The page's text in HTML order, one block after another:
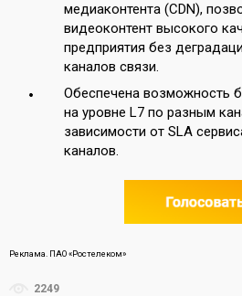
медиаконтента (CDN),
видеоконтент высокого
предприятия без
каналов связи.
Обеспечена возможность
на уровне L7 по разным
зависимости от SLA
каналов.
Реклама. ПАО «Ростелеком»
2249